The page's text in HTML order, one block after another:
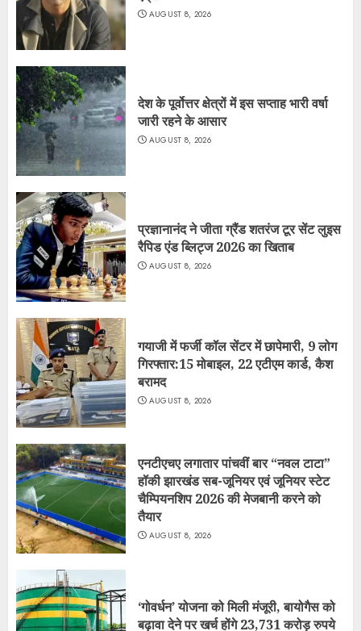
AUGUST 8, 2026
देश के पूर्वोत्तर क्षेत्रों में इस सप्ताह भारी वर्षा
जारी रहने के आसार
AUGUST 8, 2026
प्रज्ञानानंद ने जीता ग्रैंड शतरंज टूर सेंट लुइस
रैपिड एंड ब्लिट्ज 2026 का खिताब
AUGUST 8, 2026
गयाजी में फर्जी कॉल सेंटर में छापेमारी, 9 लोग
गिरफ्तार:15 मोबाइल, 22 एटीएम कार्ड, कैश
बरामद
AUGUST 8, 2026
एनटीएचए लगातार पांचवीं बार “नवल टाटा”
हॉकी झारखंड सब-जूनियर एवं जूनियर स्टेट
चैम्पियनशिप 2026 की मेजबानी करने को
तैयार
AUGUST 8, 2026
‘गोवर्धन’ योजना को मिली मंजूरी, बायोगैस को
बढ़ावा देने पर खर्च होंगे 23,731 करोड़ रुपये